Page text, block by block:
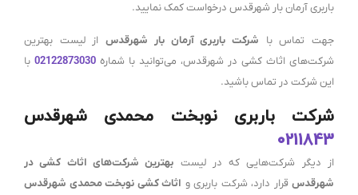
باربری آرمان بار شهرقدس درخواست کمک نمایید.
جهت تماس با شرکت باربری آرمان بار شهرقدساز لیست بهترین
شرکت‌های اثاث کشی در شهرقدس، می‌توانید با شماره 02122873030 با
این شرکت در تماس باشید.
شرکت باربری نوبخت محمدی شهرقدس
0211843
از دیگر شرکت‌هایی که در لیست بهترین شرکت‌های اثاث کشی در
شهرقدس قرار دارد، شرکت باربری و اثاث کشی نوبخت محمدی شهرقدس